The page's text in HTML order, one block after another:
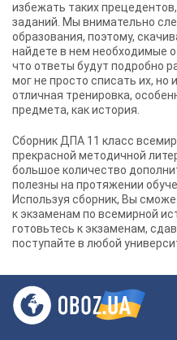
избежать таких
заданий. Мы внимательно
образования, поэтому,
найдете в нем необходимые
что ответы будут подробно
мог не просто списать их, но
отличная тренировка,
предмета, как история.
Сборник ДПА 11 класс
прекрасной методичной
большое количество
полезны на протяжении
Используя сборник, Вы
к экзаменам по всемирной
готовьтесь к экзаменам,
поступайте в любой